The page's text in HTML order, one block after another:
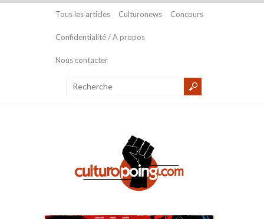
Tous les articles Culturonews Concours
Confidentialité / A propos
Nous contacter